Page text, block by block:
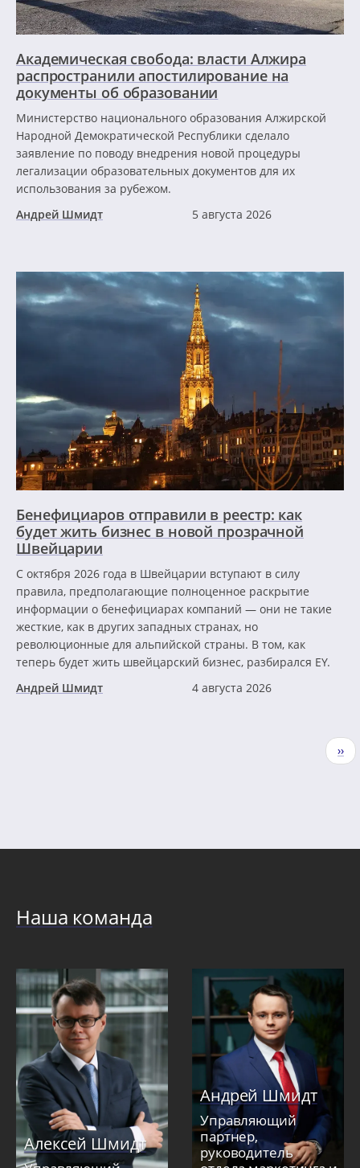
Академическая свобода: власти Алжира
распространили апостилирование на
документы об образовании
Министерство национального образования Алжирской
Народной Демократической Республики сделало
заявление по поводу внедрения новой процедуры
легализации образовательных документов для их
использования за рубежом.
Андрей Шмидт
5 августа 2026
Бенефициаров отправили в реестр: как
будет жить бизнес в новой прозрачной
Швейцарии
С октября 2026 года в Швейцарии вступают в силу
правила, предполагающие полноценное раскрытие
информации о бенефициарах компаний — они не такие
жесткие, как в других западных странах, но
революционные для альпийской страны. В том, как
теперь будет жить швейцарский бизнес, разбирался EY.
Андрей Шмидт
4 августа 2026
››
Наша команда
Алексей Шмидт
Андрей Шмидт
Управляющий
партнер,
руководитель